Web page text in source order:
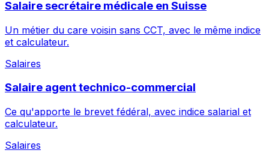
Salaire secrétaire médicale en Suisse
Un métier du care voisin sans CCT, avec le même indice
et calculateur.
Salaires
Salaire agent technico-commercial
Ce qu'apporte le brevet fédéral, avec indice salarial et
calculateur.
Salaires